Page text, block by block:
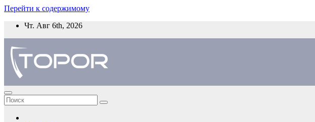
Перейти к содержимому
Чт. Авг 6th, 2026